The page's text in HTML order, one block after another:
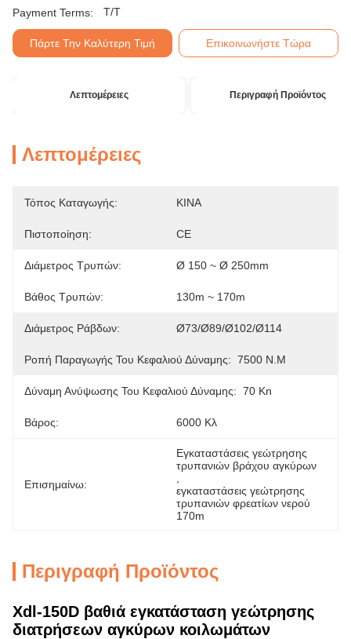
Payment Terms: T/T
Πάρτε Την Καλύτερη Τιμή Επικοινωνήστε Τώρα
Λεπτομέρειες Περιγραφή Προϊόντος
Λεπτομέρειες
Τόπος Καταγωγής: ΚΙΝΑ
Πιστοποίηση: CE
Διάμετρος Τρυπών: Ø 150 ~ Ø 250mm
Βάθος Τρυπών: 130m ~ 170m
Διάμετρος Ράβδων: Ø73/ø89/ø102/ø114
Ροπή Παραγωγής Του Κεφαλιού Δύναμης: 7500 N.m
Δύναμη Ανύψωσης Του Κεφαλιού Δύναμης: 70 Kn
Βάρος: 6000 Κλ
Επισημαίνω:
Εγκαταστάσεις γεώτρησης
τρυπανιών βράχου αγκύρων
εγκαταστάσεις γεώτρησης
τρυπανιών φρεατίων νερού
170m
Περιγραφή Προϊόντος
Xdl-150D βαθιά εγκατάσταση γεώτρησης
διατρήσεων αγκύρων κοιλωμάτων